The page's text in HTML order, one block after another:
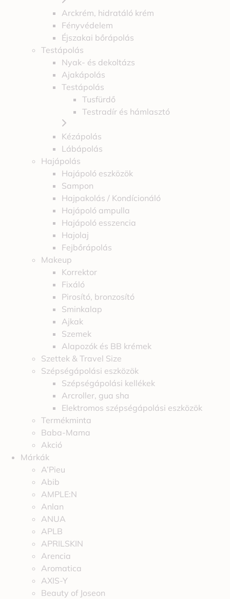
Arckrém, hidratáló krém
Fényvédelem
Éjszakai bőrápolás
Testápolás
Nyak- és dekoltázs
Ajakápolás
Testápolás
Tusfürdő
Testradír és hámlasztó
Kézápolás
Lábápolás
Hajápolás
Hajápoló eszközök
Sampon
Hajpakolás / Kondícionáló
Hajápoló ampulla
Hajápoló esszencia
Hajolaj
Fejbőrápolás
Makeup
Korrektor
Fixáló
Pirosító, bronzosító
Sminkalap
Ajkak
Szemek
Alapozók és BB krémek
Szettek & Travel Size
Szépségápolási eszközök
Szépségápolási kellékek
Arcroller, gua sha
Elektromos szépségápolási eszközök
Termékminta
Baba-Mama
Akció
Márkák
A’Pieu
Abib
AMPLE:N
Anlan
ANUA
APLB
APRILSKIN
Arencia
Aromatica
AXIS-Y
Beauty of Joseon